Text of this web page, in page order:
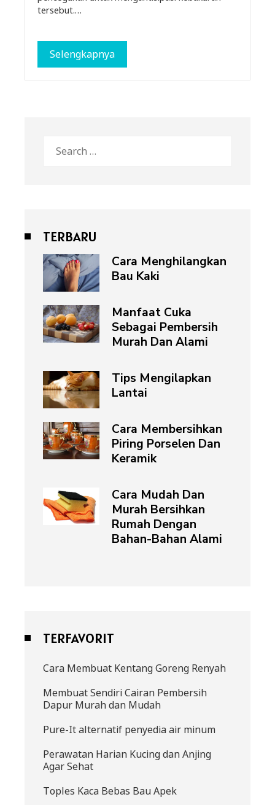
tersebut.…
Selengkapnya
for:
TERBARU
Cara Menghilangkan
Bau Kaki
Manfaat Cuka
Sebagai Pembersih
Murah Dan Alami
Tips Mengilapkan
Lantai
Cara Membersihkan
Piring Porselen Dan
Keramik
Cara Mudah Dan
Murah Bersihkan
Rumah Dengan
Bahan-Bahan Alami
TERFAVORIT
Cara Membuat Kentang Goreng Renyah
Membuat Sendiri Cairan Pembersih
Dapur Murah dan Mudah
Pure-It alternatif penyedia air minum
Perawatan Harian Kucing dan Anjing
Agar Sehat
Toples Kaca Bebas Bau Apek